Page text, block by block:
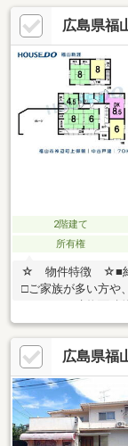
により、よりよい
値を査定されたい
様々なお悩みにお
広島県福
2階建て
所有権
☆ 物件特徴 ☆■約
□ご家族が多い方や
ライベート空間も
で、四季を感じな
した多彩な使い方
条件がありますが
☆ 周辺環境 ☆・御
談】ご希望の金額
に合った物件を一
広島県福